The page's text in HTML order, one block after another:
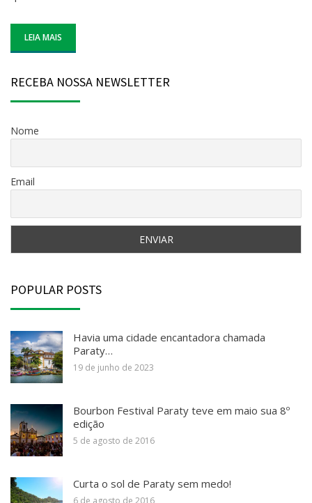
LEIA MAIS
RECEBA NOSSA NEWSLETTER
Nome
Email
POPULAR POSTS
Havia uma cidade encantadora chamada
Paraty…
19 de junho de 2023
Bourbon Festival Paraty teve em maio sua 8º
edição
5 de agosto de 2016
Curta o sol de Paraty sem medo!
6 de agosto de 2016